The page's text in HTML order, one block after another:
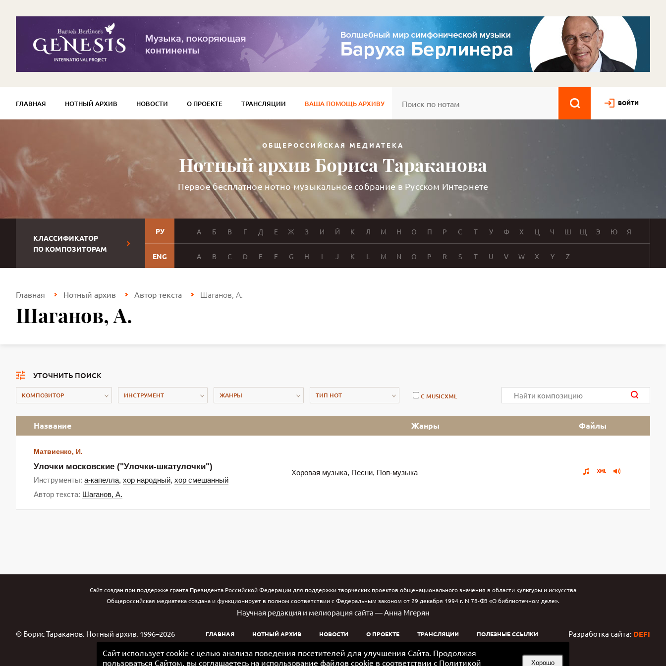
Сайт использует cookie с целью анализа поведения посетителей для улучшения Сайта. Продолжая
пользоваться Сайтом, вы соглашаетесь на использование файлов cookie в соответствии с Политикой Хорошо
ГЛАВНАЯ НОТНЫЙ АРХИВ НОВОСТИ О ПРОЕКТЕ ТРАНСЛЯЦИИ ВАША ПОМОЩЬ АРХИВУ ВОЙТИ
ОБЩЕРОССИЙСКАЯ МЕДИАТЕКА
Нотный архив Бориса Тараканова
Первое бесплатное нотно-музыкальное собрание в Русском Интернете
КЛАССИФИКАТОР
ПО КОМПОЗИТОРАМ
РУ А Б В Г Д Е Ж З И Й К Л М Н О П Р С Т У Ф Х Ц Ч Ш Щ Э Ю Я
ENG A B C D E F G H I J K L M N O P R S T U V W X Y Z
Главная Нотный архив Автор текста Шаганов, А.
Шаганов, А.
УТОЧНИТЬ ПОИСК
КОМПОЗИТОР ИНСТРУМЕНТ ЖАНРЫ ТИП НОТ С MUSICXML
Название Жанры Файлы
Матвиенко, И.
Улочки московские ("Улочки-шкатулочки")
Инструменты: а-капелла, хор народный, хор смешанный
Автор текста: Шаганов, А.
Хоровая музыка, Песни, Поп-музыка
Сайт создан при поддержке гранта Президента Российской Федерации для поддержки творческих проектов общенационального значения в области культуры и искусства
Общероссийская медиатека создана и функционирует в полном соответствии с Федеральным законом от 29 декабря 1994 г. N 78-ФЗ «О библиотечном деле».
Научная редакция и мелиорация сайта — Анна Мгерян
© Борис Тараканов. Нотный архив. 1996–2026 ГЛАВНАЯ НОТНЫЙ АРХИВ НОВОСТИ О ПРОЕКТЕ ТРАНСЛЯЦИИ ПОЛЕЗНЫЕ ССЫЛКИ Разработка сайта: DEFI